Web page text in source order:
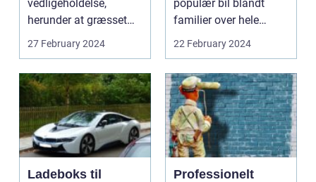
vedligeholdelse,
herunder at græsset
trimmes. Hvis du vil
27 February 2024
populær bil blandt
familier over hele
verden takket være
dens komf...
22 February 2024
Ladeboks til
Professionelt